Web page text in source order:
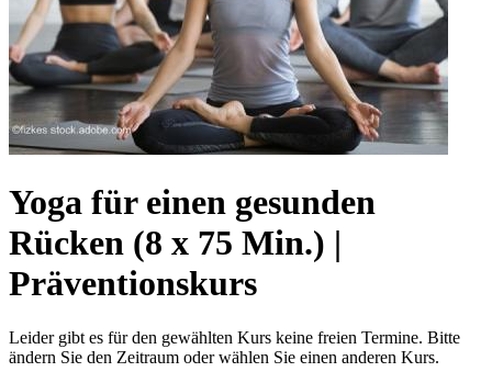
Yoga für einen gesunden
Rücken (8 x 75 Min.) |
Präventionskurs
Leider gibt es für den gewählten Kurs keine freien Termine. Bitte
ändern Sie den Zeitraum oder wählen Sie einen anderen Kurs.